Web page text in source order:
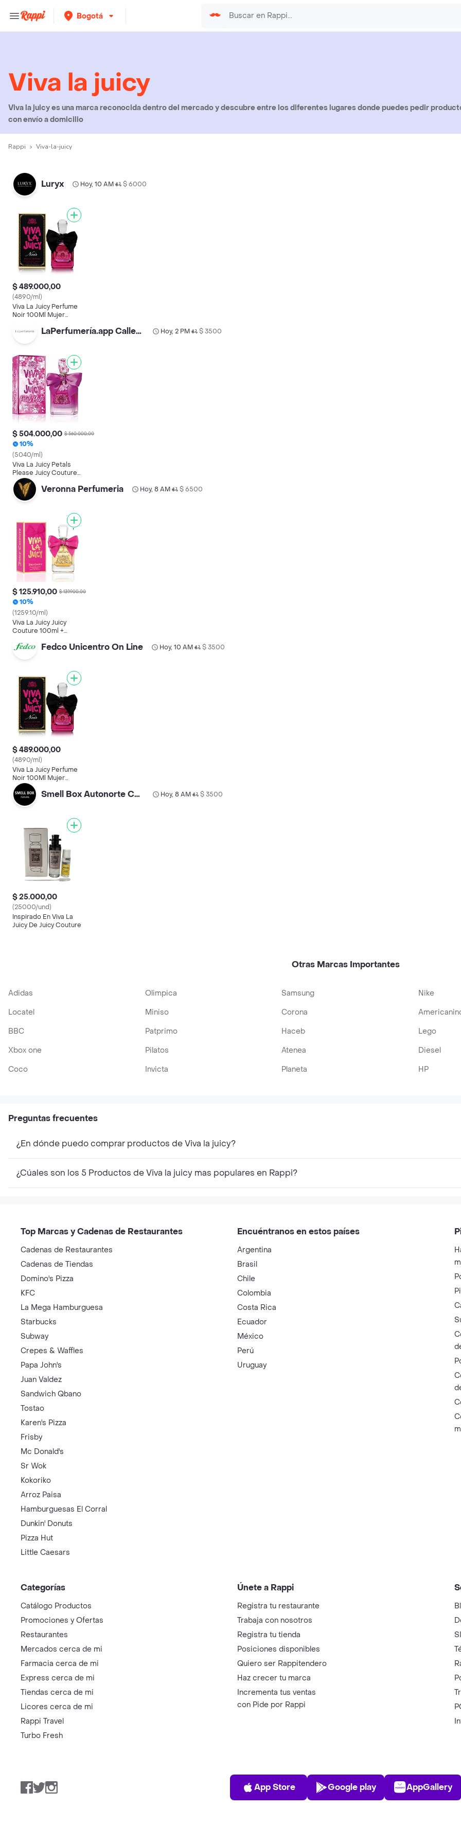
Bogotá
Viva la juicy
Viva la juicy es una marca reconocida dentro del mercado y descubre entre los diferentes lugares donde puedes pedir
con envío a domicilio
Rappi Viva-la-juicy
Luryx Hoy, 10 AM• $ 6000
$ 489.000,00
(4890/ml)
Viva La Juicy Perfume
Noir 100Ml Mujer
LaPerfumería.app Calle93 Hoy, 2 PM• $ 3500
$ 504.000,00 $ 560.000,00
10%
(5040/ml)
Viva La Juicy Petals
Please Juicy Couture
100ml Edp Para Mujer
Veronna Perfumeria Hoy, 8 AM• $ 6500
$ 125.910,00 $ 139.900,00
10%
(1259.10/ml)
Viva La Juicy Juicy
Couture 100ml +
Fedco Unicentro On Line Hoy, 10 AM• $ 3500
$ 489.000,00
(4890/ml)
Viva La Juicy Perfume
Noir 100Ml Mujer
Original Garantiza
Smell Box Autonorte Calle 87 Hoy, 8 AM• $ 3500
$ 25.000,00
(25000/und)
Inspirado En Viva La
Juicy De Juicy Couture
Otras Marcas Importantes
Adidas Olimpica Samsung Nike
Locatel
Miniso Corona
BBC
Patprimo Haceb Lego
Xbox one
Pilatos Atenea Diesel
Coco
Invicta Planeta HP
Preguntas frecuentes
¿En dónde puedo comprar productos de Viva la juicy?
¿Cúales son los 5 Productos de Viva la juicy mas populares en Rappi?
Top Marcas y Cadenas de Restaurantes
Cadenas de Restaurantes
Cadenas de Tiendas
Domino's Pizza
KFC
La Mega Hamburguesa
Starbucks
Subway
Crepes & Waffles
Papa John's
Juan Valdez
Sandwich Qbano
Tostao
Karen's Pizza
Frisby
Mc Donald's
Sr Wok
Kokoriko
Arroz Paisa
Hamburguesas El Corral
Dunkin' Donuts
Pizza Hut
Little Caesars
Encuéntranos en estos países
Argentina
Brasil
Chile
Colombia
Costa Rica
Ecuador
México
Perú
Uruguay
Categorías
Catálogo Productos
Promociones y Ofertas
Restaurantes
Mercados cerca de mi
Farmacia cerca de mi
Express cerca de mi
Tiendas cerca de mi
Licores cerca de mi
Rappi Travel
Turbo Fresh
Únete a Rappi
Registra tu restaurante
Trabaja con nosotros
Registra tu tienda
Posiciones disponibles
Quiero ser Rappitendero
Haz crecer tu marca
Incrementa tus ventas
con Pide por Rappi
Facebook
TwitterInstagram
App Store
App Store
Play Store
Google play AppGallery